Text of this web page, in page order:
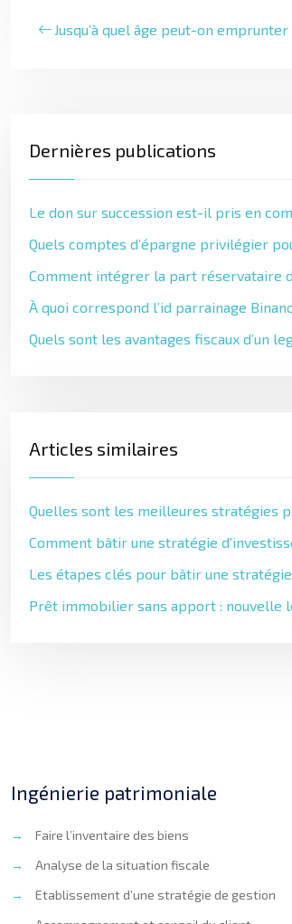
Jusqu’à quel âge peut-on
Dernières publications
Le don sur succession est-il pris en
Quels comptes d’épargne privilégier
Comment intégrer la part réservataire
À quoi correspond l’id parrainage
Quels sont les avantages fiscaux d’un
Articles similaires
Quelles sont les meilleures stratégies
Comment bâtir une stratégie
Les étapes clés pour bâtir une
Prêt immobilier sans apport : nouvelle
Ingénierie patrimoniale
→
Faire l’inventaire des biens
→
Analyse de la situation fiscale
→
Etablissement d’une stratégie de gestion